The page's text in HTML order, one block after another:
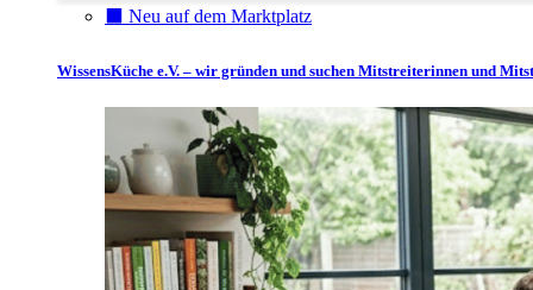
⬛️ Neu auf dem Marktplatz
WissensKüche e.V. – wir gründen und suchen Mitstreiterinnen und